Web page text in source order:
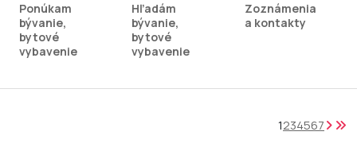
Ponúkam
bývanie,
bytové
vybavenie
Hľadám
bývanie,
bytové
vybavenie
Zoznámenia
a kontakty
1234567